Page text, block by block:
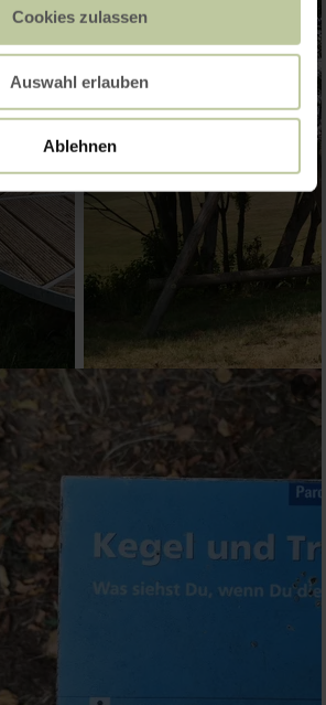
Cookies zulassen
Auswahl erlauben
Ablehnen